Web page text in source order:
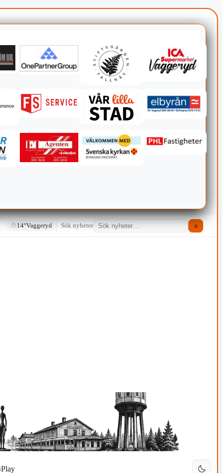
14°Vaggeryd Sök nyheter ⌕
Play